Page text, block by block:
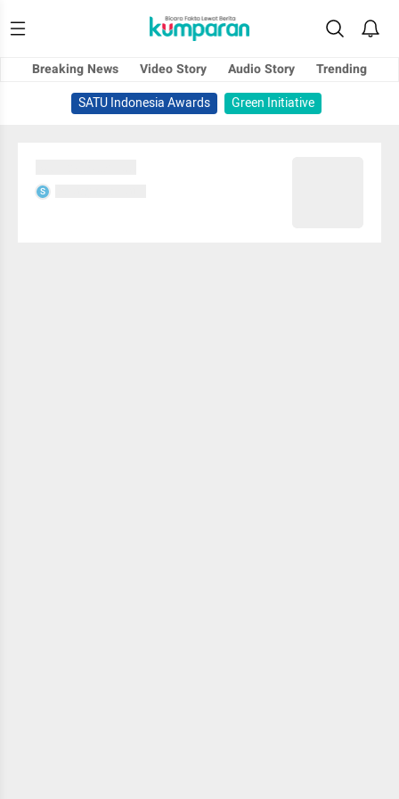
Breaking News Video Story Audio Story
Trending
SATU Indonesia Awards
Green Initiative
S